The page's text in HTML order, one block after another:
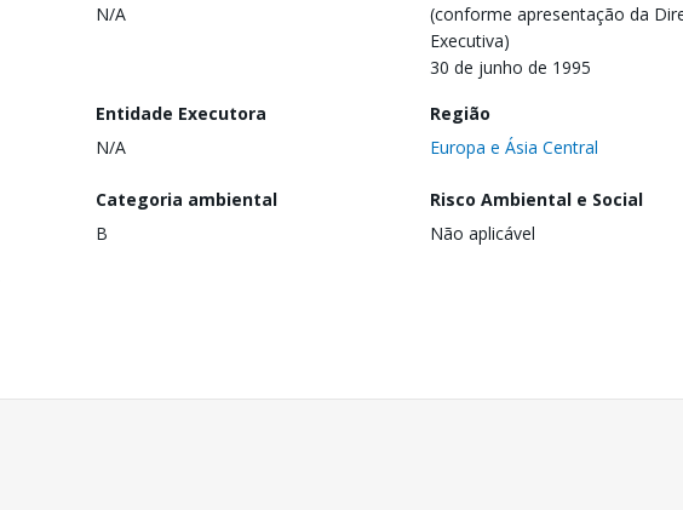
N/A
(conforme apresentação da
Executiva)
30 de junho de 1995
Entidade Executora
N/A
Região
Europa e Ásia Central
Categoria ambiental
B
Risco Ambiental e Social
Não aplicável